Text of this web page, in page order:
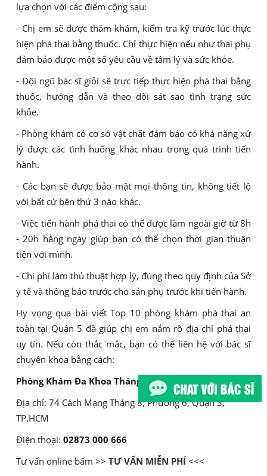
lựa chọn với các điểm cộng sau:
- Chị em sẽ được thăm khám, kiểm tra kỹ trước lúc thực
hiện phá thai bằng thuốc. Chỉ thực hiện nếu như thai phụ
đảm bảo được một số yêu cầu về tâm lý và sức khỏe.
- Đội ngũ bác sĩ giỏi sẽ trực tiếp thực hiện phá thai bằng
thuốc, hướng dẫn và theo dõi sát sao tình trạng sức
khỏe.
- Phòng khám có cơ sở vật chất đảm bảo có khả năng xử
lý được các tình huống khác nhau trong quá trình tiến
hành.
- Các bạn sẽ được bảo mật mọi thông tin, không tiết lộ
với bất cứ bên thứ 3 nào khác.
- Việc tiến hành phá thai có thể được làm ngoài giờ từ 8h
- 20h hằng ngày giúp bạn có thể chọn thời gian thuận
tiện với mình.
- Chi phí làm thủ thuật hợp lý, đúng theo quy định của Sở
y tế và thông báo trước cho sản phụ trước khi tiến hành.
Hy vọng qua bài viết Top 10 phòng khám phá thai an
toàn tại Quận 5 đã giúp chị em nắm rõ địa chỉ phá thai
uy tín. Nếu còn thắc mắc, bạn có thể liên hệ với bác sĩ
chuyên khoa bằng cách:
Phòng Khám Đa Khoa Tháng Tám
Địa chỉ: 74 Cách Mạng Tháng 8, Phường 6, Quận 3,
TP.HCM
Điện thoại: 02873 000 666
Tư vấn online bấm >> TƯ VẤN MIỄN PHÍ <<<